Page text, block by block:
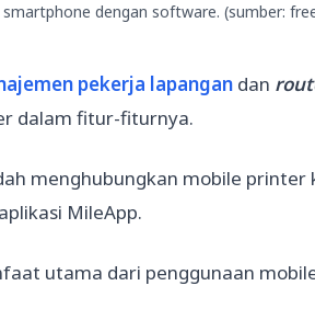
dengan software. (sumber:
pekerja lapangan dan
dalam fitur-fiturnya.
menghubungkan mobile
MileApp.
utama dari penggunaan